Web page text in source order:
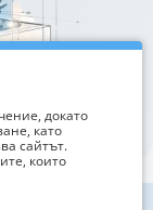
докато
като
сайтът.
които